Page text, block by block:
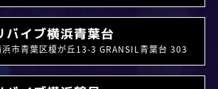
バイブ横浜青葉台
浜市青葉区榎が丘13-3 GRANSIL青葉台 303